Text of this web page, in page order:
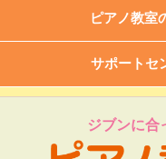
ピアノ教室
サポートセ
ジブンに合